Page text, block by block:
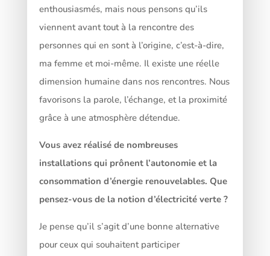
enthousiasmés, mais nous pensons qu’ils
viennent avant tout à la rencontre des
personnes qui en sont à l’origine, c’est-à-dire,
ma femme et moi-même. Il existe une réelle
dimension humaine dans nos rencontres. Nous
favorisons la parole, l’échange, et la proximité
grâce à une atmosphère détendue.
Vous avez réalisé de nombreuses
installations qui prônent l’autonomie et la
consommation d’énergie renouvelables. Que
pensez-vous de la notion d’électricité verte ?
Je pense qu’il s’agit d’une bonne alternative
pour ceux qui souhaitent participer